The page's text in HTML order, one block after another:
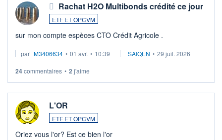
Rachat H2O Multibonds crédité ce jour
ETF ET OPCVM
sur mon compte espèces CTO Crédit Agricole .
par M3406634 • 01 avr. • 10:39 SAIQEN • 29 juil. 2026
24commentaires • 2 j'aime
L'OR
ETF ET OPCVM
Oriez vous l'or? Est ce bien l'or